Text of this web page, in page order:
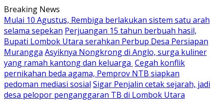
Skip
to
content
Breaking News
Mulai 10 Agustus, Rembiga berlakukan sistem satu arah
selama sepekan Perjuangan 15 tahun berbuah hasil,
Bupati Lombok Utara serahkan Perbup Desa Persiapan
Murangga Asyiknya Nongkrong di Anglo, surga kuliner
yang ramah kantong dan keluarga Cegah konflik
pernikahan beda agama, Pemprov NTB siapkan
pedoman mediasi sosial Sigar Penjalin cetak sejarah, jadi
desa pelopor penganggaran TB di Lombok Utara